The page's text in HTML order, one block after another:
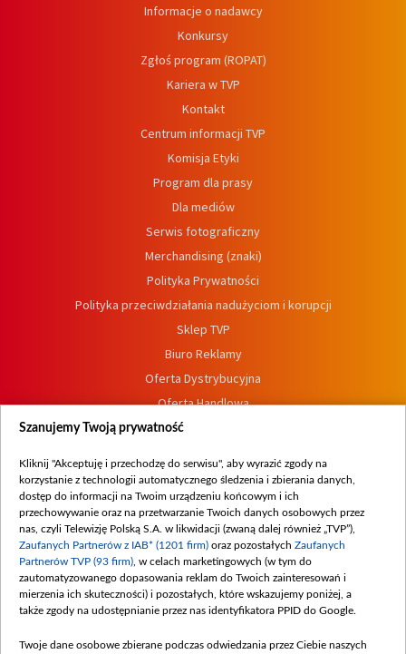
Informacje o nadawcy
Konkursy
Zgłoś program (ROPAT)
Kariera w TVP
Kontakt
Centrum informacji TVP
Komisja Etyki
Program dla prasy
Dla mediów
Serwis fotograficzny
Merchandising (znaki)
Polityka Prywatności
Polityka przeciwdziałania nadużyciom i korupcji
Sklep TVP
Biuro Reklamy
Oferta Dystrybucyjna
Oferta Handlowa
Dostępność
Procedura zgłoszeń wewnętrznych
Szanujemy Twoją prywatność
Kliknij "Akceptuję i przechodzę do serwisu", aby wyrazić zgody na
korzystanie z technologii automatycznego śledzenia i zbierania danych,
dostęp do informacji na Twoim urządzeniu końcowym i ich
przechowywanie oraz na przetwarzanie Twoich danych osobowych przez
nas, czyli Telewizję Polską S.A. w likwidacji (zwaną dalej również „TVP”),
Zaufanych Partnerów z IAB* (1201 firm) oraz pozostałych Zaufanych
Partnerów TVP (93 firm) , w celach marketingowych (w tym do
zautomatyzowanego dopasowania reklam do Twoich zainteresowań i
mierzenia ich skuteczności) i pozostałych, które wskazujemy poniżej, a
także zgody na udostępnianie przez nas identyfikatora PPID do Google.
Twoje dane osobowe zbierane podczas odwiedzania przez Ciebie naszych